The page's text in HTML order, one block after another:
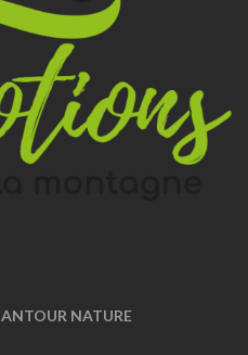
NATURE